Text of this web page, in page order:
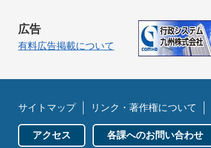
広告
有料広告掲載について
サイトマップ リンク・著作権について
アクセス 各課へのお問い合わせ